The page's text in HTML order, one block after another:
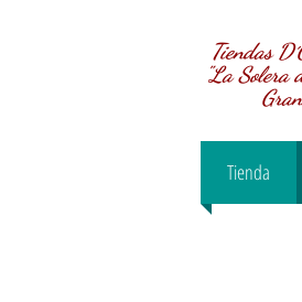
Tiendas
"La Solera
Tienda